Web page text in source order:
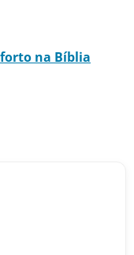
na Bíblia